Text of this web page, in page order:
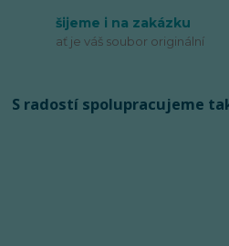
šijeme i na zakázku
ať je váš soubor originální
S radostí spolupracujeme